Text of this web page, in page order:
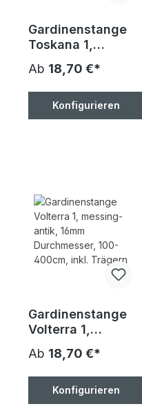
Gardinenstange
Toskana 1,
Durchmesser,
100-400cm, inkl.
Trägern
Ab 18,70 €*
Konfigurieren
Gardinenstange
Volterra 1,
16mm
Durchmesser,
100-400cm, inkl.
Trägern
Ab 18,70 €*
Konfigurieren